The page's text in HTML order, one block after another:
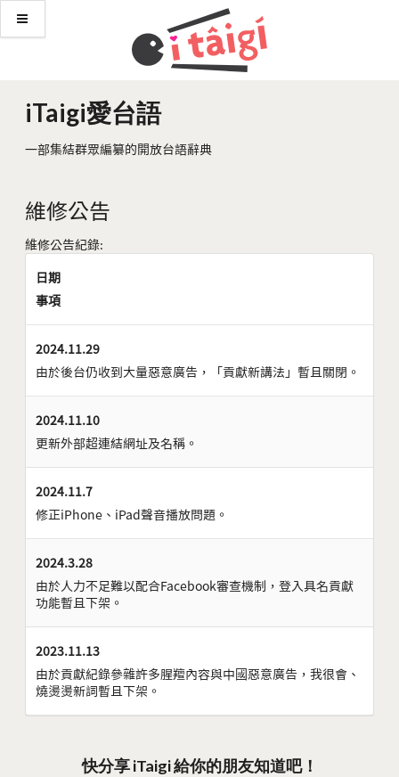
iTaigi愛台語
一部集結群眾編纂的開放台語辭典
維修公告
維修公告紀錄:
日期
事項
2024.11.29
由於後台仍收到大量惡意廣告，「貢獻新講法」暫且關閉。
2024.11.10
更新外部超連結網址及名稱。
2024.11.7
修正iPhone、iPad聲音播放問題。
2024.3.28
由於人力不足難以配合Facebook審查機制，登入具名貢獻
功能暫且下架。
2023.11.13
由於貢獻紀錄參雜許多腥羶內容與中國惡意廣告，我很會、
燒燙燙新詞暫且下架。
快分享 iTaigi 給你的朋友知道吧！